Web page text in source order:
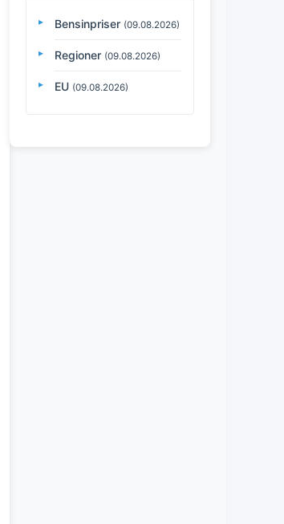
Bensinpriser (09.08.2026)
Regioner (09.08.2026)
EU (09.08.2026)